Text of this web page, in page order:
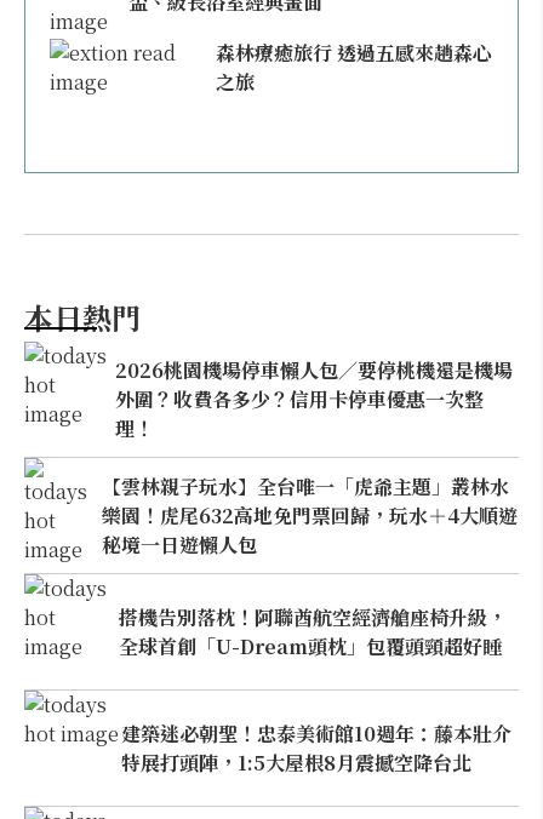
森林療癒旅行 透過五感來趟森心
之旅
本日熱門
2026桃園機場停車懶人包／要停桃機還是機場
外圍？收費各多少？信用卡停車優惠一次整
理！
【雲林親子玩水】全台唯一「虎爺主題」叢林水
樂園！虎尾632高地免門票回歸，玩水＋4大順遊
秘境一日遊懶人包
搭機告別落枕！阿聯酋航空經濟艙座椅升級，
全球首創「U-Dream頭枕」包覆頭頸超好睡
建築迷必朝聖！忠泰美術館10週年：藤本壯介
特展打頭陣，1:5大屋根8月震撼空降台北